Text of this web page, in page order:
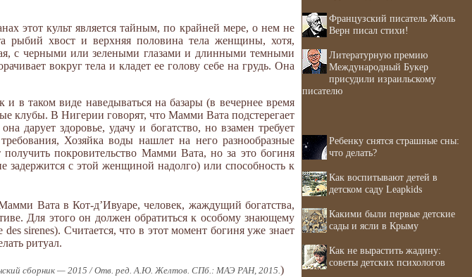
этот культ является тайным, по крайней мере, о нем не
хвост и верхняя половина тела женщины, хотя,
с черными или зелеными глазами и длинными темными
вокруг тела и кладет ее голову себе на грудь. Она
в таком виде наведываться на базары (в вечернее время
клубы. В Нигерии говорят, что Мамми Вата подстерегает
дарует здоровье, удачу и богатство, но взамен требует
Хозяйка воды нашлет на него разнообразные
покровительство Мамми Вата, но за это богиня
с этой женщиной надолго) или способность к
Вата в Кот-д’Ивуаре, человек, жаждущий богатства,
Для этого он должен обратиться к особому знающему
sirenes). Считается, что в этот момент богиня уже знает
ритуал.
сборник — 2015 / Отв. ред. А.Ю. Желтов. СПб.: МАЭ РАН, 2015.)
Французский писатель Жюль
Верн писал стихи!
Литературную премию
Международный Букер
присудили израильскому
писателю
Ребенку снятся страшные сны:
что делать?
Как воспитывают детей в
детском саду Leapkids
Какими были первые детские
сады и ясли в Крыму
Как не вырастить жадину:
советы детских психологов